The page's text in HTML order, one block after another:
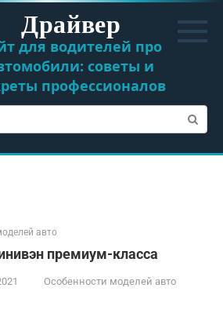
Драйвер
для водителей про
советы и
профессионалов
авто
премиум-класса
Особенности моделей авто